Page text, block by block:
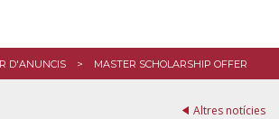
D'ANUNCIS MASTER SCHOLARSHIP OFFER
Altres notícies